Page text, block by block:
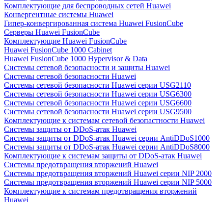
Комплектующие для беспроводных сетей Huawei
Конвергентные системы Huawei
Гипер-конвергированная система Huawei FusionCube
Серверы Huawei FusionCube
Комплектующие Huawei FusionCube
Huawei FusionCube 1000 Cabinet
Huawei FusionCube 1000 Hypervisor & Data
Системы сетевой безопасности и защиты Huawei
Системы сетевой безопасности Huawei
Системы сетевой безопасности Huawei серии USG2110
Системы сетевой безопасности Huawei серии USG6300
Системы сетевой безопасности Huawei серии USG6600
Системы сетевой безопасности Huawei серии USG9500
Комплектующие к системам сетевой безопастности Huawei
Системы защиты от DDoS-атак Huawei
Системы защиты от DDoS-атак Huawei серии AntiDDoS1000
Системы защиты от DDoS-атак Huawei серии AntiDDoS8000
Комплектующие к системам защиты от DDoS-атак Huawei
Системы предотвращения вторжений Huawei
Системы предотвращения вторжений Huawei серии NIP 2000
Системы предотвращения вторжений Huawei серии NIP 5000
Комплектующие к системам предотвращения вторжений
Huawei